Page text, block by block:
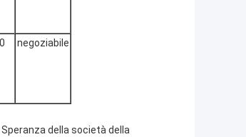
negoziabile
della società della